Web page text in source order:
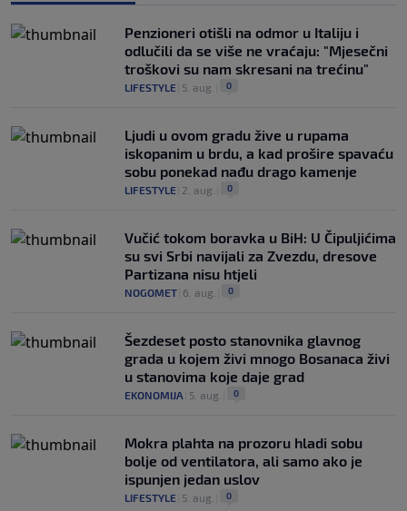
Penzioneri otišli na odmor u Italiju i
odlučili da se više ne vraćaju: "Mjesečni
troškovi su nam skresani na trećinu"
LIFESTYLE 5. aug. 0
Ljudi u ovom gradu žive u rupama
iskopanim u brdu, a kad prošire spavaću
sobu ponekad nađu drago kamenje
LIFESTYLE 2. aug. 0
Vučić tokom boravka u BiH: U Čipuljićima
su svi Srbi navijali za Zvezdu, dresove
Partizana nisu htjeli
NOGOMET 6. aug. 0
Šezdeset posto stanovnika glavnog
grada u kojem živi mnogo Bosanaca živi
u stanovima koje daje grad
EKONOMIJA 5. aug. 0
Mokra plahta na prozoru hladi sobu
bolje od ventilatora, ali samo ako je
ispunjen jedan uslov
LIFESTYLE 5. aug. 0